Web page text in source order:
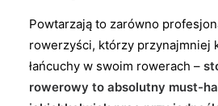
Powtarzają to zarówno
rowerzyści, którzy przynajmniej
łańcuchy w swoim rowerach –
rowerowy to absolutny must-